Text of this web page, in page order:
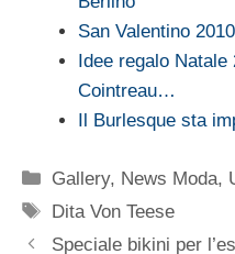
San Valentino
Idee regalo
Cointreau…
Il Burlesque sta
Categorie
Gallery, News Moda,
Tag
Dita Von Teese
Speciale bikini per